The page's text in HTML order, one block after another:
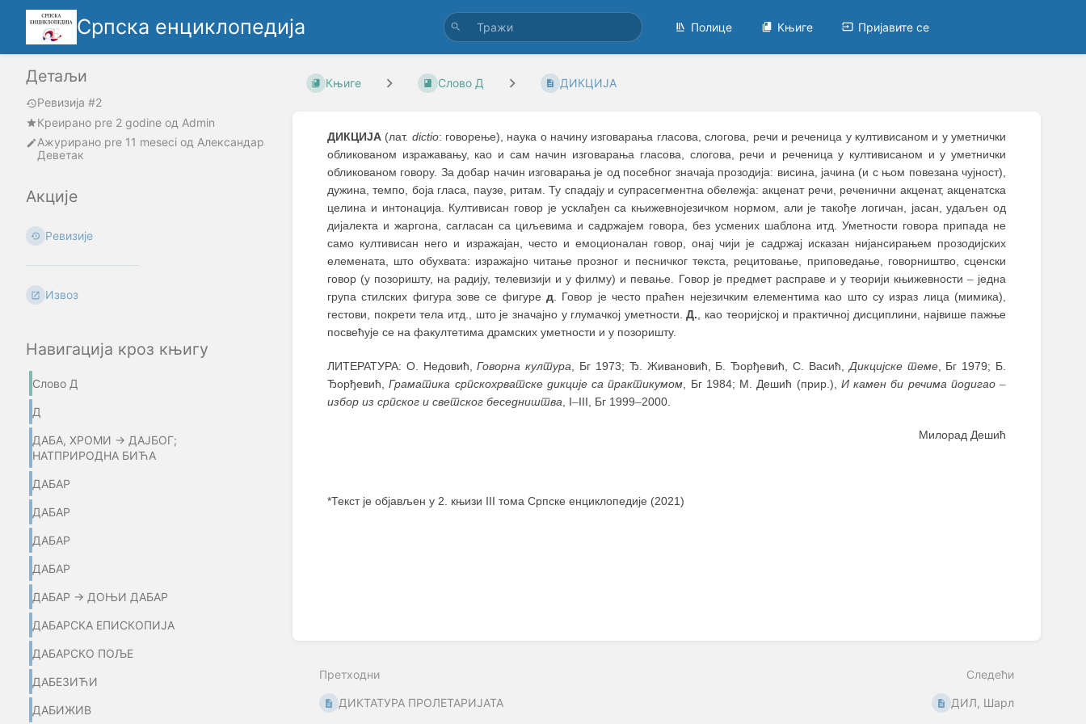
Српска енциклопедија Полице Књиге Пријавите се
Детаљи
Ревизија #2
Креирано pre 2 godine oд Admin
Ажурирано pre 11 meseci од Александар
Деветак
Акције
Ревизије
Извоз
Навигација кроз књигу
Слово Д
Д
ДАБА, ХРОМИ → ДАЈБОГ;
НАТПРИРОДНА БИЋА
ДАБАР
ДАБАР
ДАБАР
ДАБАР
ДАБАР → ДОЊИ ДАБАР
ДАБАРСКА ЕПИСКОПИЈА
ДАБАРСКО ПОЉЕ
ДАБЕЗИЋИ
ДАБИЖИВ
Књиге Слово Д ДИКЦИЈА
ДИКЦИЈА (лат. dictio: говорење), наука о начину изговарања гласова, слогова, речи и реченица у култивисаном и у уметнички
обликованом изражавању, као и сам начин изговарања гласова, слогова, речи и реченица у култивисаном и у уметнички
обликованом говору. За добар начин изговарања је од посебног значаја прозодија: висина, јачина (и с њом повезана чујност),
дужина, темпо, боја гласа, паузе, ритам. Ту спадају и супрасегментна обележја: акценат речи, реченични акценат, акценатска
целина и интонација. Култивисан говор је усклађен са књижевнојезичком нормом, али је такође логичан, јасан, удаљен од
дијалекта и жаргона, сагласан са циљевима и садржајем говора, без усмених шаблона итд. Уметности говора припада не
само култивисан него и изражајан, често и емоционалан говор, онај чији је садржај исказан нијансирањем прозодијских
елемената, што обухвата: изражајно читање прозног и песничког текста, рецитовање, приповедање, говорништво, сценски
говор (у позоришту, на радију, телевизији и у филму) и певање. Говор је предмет расправе и у теорији књижевности –једна
група стилских фигура зове се фигуре д. Говор је често праћен нејезичким елементима као што су израз лица (мимика),
гестови, покрети тела итд., што је значајно у глумачкој уметности.Д., као теоријској и практичној дисциплини, највише пажње
посвећује се на факултетима драмских уметности и у позоришту.
ЛИТЕРАТУРА: О. Недовић,Говорна култура , Бг 1973; Ђ. Живановић, Б. Ђорђевић, С. Васић, Дикцијске теме, Бг 1979; Б.
Ђорђевић,Граматика српскохрватске дикције са практикумом , Бг 1984; М. Дешић (прир.), И камен би речима подигао –
избор из српског и светског беседништва , I–III, Бг 1999–2000.
Милорад Дешић
*Текст је објављен у 2. књизи III тома Српске енциклопедије (2021)
Претходни
ДИКТАТУРА ПРОЛЕТАРИЈАТА
Следећи
ДИЛ, Шарл